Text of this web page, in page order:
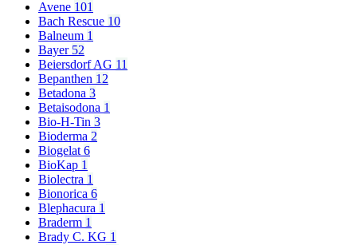
Avene 101
Bach Rescue 10
Balneum 1
Bayer 52
Beiersdorf AG 11
Bepanthen 12
Betadona 3
Betaisodona 1
Bio-H-Tin 3
Bioderma 2
Biogelat 6
BioKap 1
Biolectra 1
Bionorica 6
Blephacura 1
Braderm 1
Brady C. KG 1